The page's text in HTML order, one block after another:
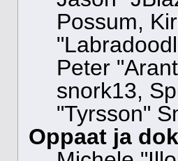
Possum,
Peter
snork13,
"Tyrsson"
Oppaat ja